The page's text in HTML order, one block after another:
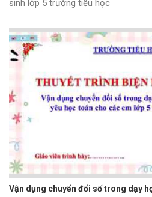
sinh lớp 5 trường tiểu học
Vận dụng chuyển đổi số trong dạy